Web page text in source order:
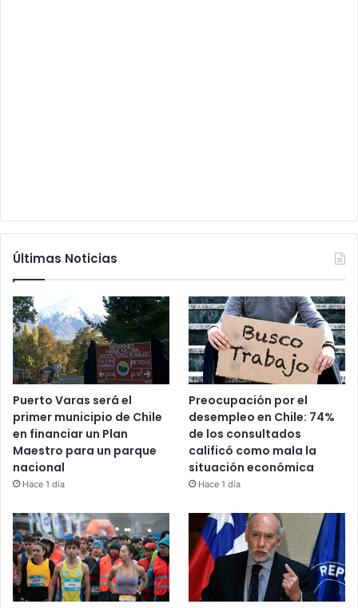
Últimas Noticias
Puerto Varas será el
primer municipio de Chile
en financiar un Plan
Maestro para un parque
nacional
Hace 1 día
Preocupación por el
desempleo en Chile: 74%
de los consultados
calificó como mala la
situación económica
Hace 1 día